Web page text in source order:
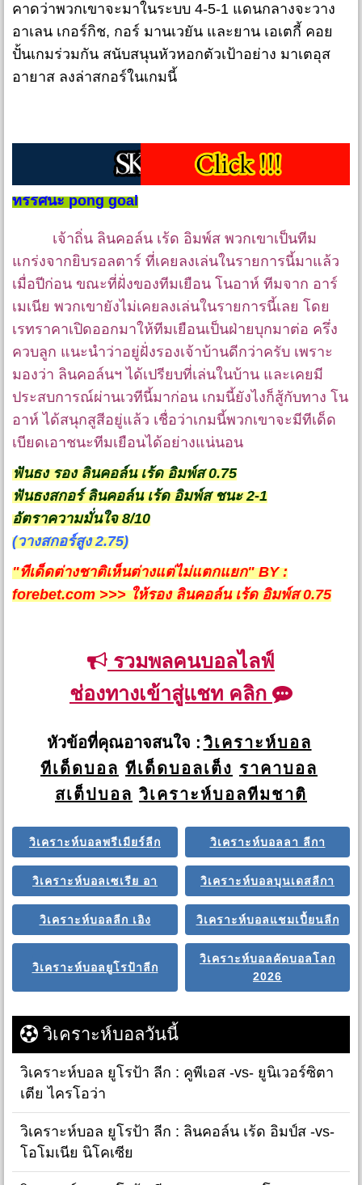
คาดว่าพวกเขาจะมาในระบบ 4-5-1 แดนกลางจะวาง
อาเลน เกอร์กิช, กอร์ มานเวยัน และยาน เอเตกี้ คอย
ปั้นเกมร่วมกัน สนับสนุนหัวหอกตัวเป้าอย่าง มาเตอุส
อายาส ลงล่าสกอร์ในเกมนี้
ทรรศนะ pong goal
เจ้าถิ่น ลินคอล์น เร้ด อิมพ์ส พวกเขาเป็นทีม
แกร่งจากยิบรอลตาร์ ที่เคยลงเล่นในรายการนี้มาแล้ว
เมื่อปีก่อน ขณะที่ฝั่งของทีมเยือน โนอาห์ ทีมจาก อาร์
เมเนีย พวกเขายังไม่เคยลงเล่นในรายการนี้เลย โดย
เรทราคาเปิดออกมาให้ทีมเยือนเป็นฝ่ายบุกมาต่อ ครึ่ง
ควบลูก แนะนำว่าอยู่ฝั่งรองเจ้าบ้านดีกว่าครับ เพราะ
มองว่า ลินคอล์นฯ ได้เปรียบที่เล่นในบ้าน และเคยมี
ประสบการณ์ผ่านเวทีนี้มาก่อน เกมนี้ยังไงก็สู้กับทาง โน
อาห์ ได้สนุกสูสีอยู่แล้ว เชื่อว่าเกมนี้พวกเขาจะมีทีเด็ด
เบียดเอาชนะทีมเยือนได้อย่างแน่นอน
ฟันธง รอง ลินคอล์น เร้ด อิมพ์ส 0.75
ฟันธงสกอร์ ลินคอล์น เร้ด อิมพ์ส ชนะ 2-1
อัตราความมั่นใจ 8/10
(วางสกอร์สูง 2.75)
"ทีเด็ดต่างชาติเห็นต่างแต่ไม่แตกแยก" BY :
forebet.com >>> ให้รอง ลินคอล์น เร้ด อิมพ์ส 0.75
รวมพลคนบอลไลฟ์
ช่องทางเข้าสู่แชท คลิก
หัวข้อที่คุณอาจสนใจ : วิเคราะห์บอล
ทีเด็ดบอล ทีเด็ดบอลเต็ง ราคาบอล
สเต็ปบอล วิเคราะห์บอลทีมชาติ
วิเคราะห์บอลพรีเมียร์ลีก วิเคราะห์บอลลา ลีกา
วิเคราะห์บอลเซเรีย อา วิเคราะห์บอลบุนเดสลีกา
วิเคราะห์บอลลีก เอิง วิเคราะห์บอลแชมเปี้ยนลีก
วิเคราะห์บอลยูโรป้าลีก
วิเคราะห์บอลคัดบอลโลก
2026
วิเคราะห์บอลวันนี้
วิเคราะห์บอล ยูโรป้า ลีก : คูพีเอส -vs- ยูนิเวอร์ซิตา
เตีย ไครโอว่า
วิเคราะห์บอล ยูโรป้า ลีก : ลินคอล์น เร้ด อิมป์ส -vs-
โอโมเนีย นิโคเซีย